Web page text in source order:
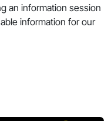
an information session
information for our